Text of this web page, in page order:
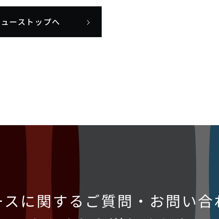
ーストップへ
に関するご質問・お問い